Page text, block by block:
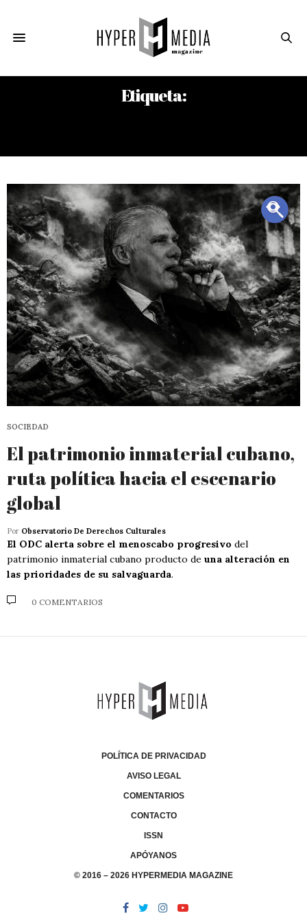
Etiqueta:
SOCIEDAD
El patrimonio inmaterial cubano,
ruta política hacia el escenario
global
Por Observatorio De Derechos Culturales
El ODC alerta sobre el menoscabo progresivo del
patrimonio inmaterial cubano producto de una alteración en
las prioridades de su salvaguarda.
0 COMENTARIOS
POLÍTICA DE PRIVACIDAD
AVISO LEGAL
COMENTARIOS
CONTACTO
ISSN
APÓYANOS
© 2016 – 2026 HYPERMEDIA MAGAZINE